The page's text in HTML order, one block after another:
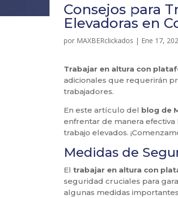
Consejos para
Elevadoras en
por MAXBERclickados | Ene 17,
Trabajar en altura con
adicionales que requerirán
trabajadores.
En este artículo del blog de
enfrentar de manera
trabajo elevados.
Medidas de
El trabajar en altura con
seguridad cruciales para
algunas medidas